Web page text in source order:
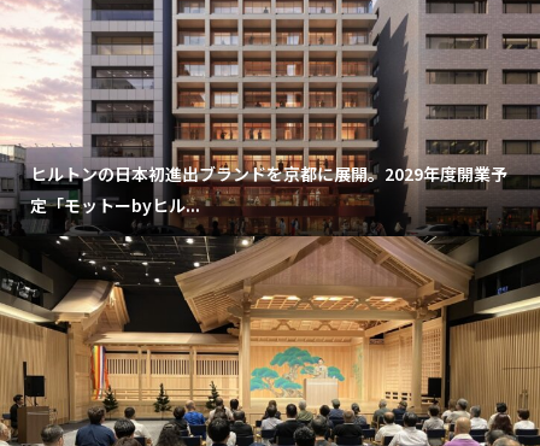
ヒルトンの日本初進出ブランドを京都に展開。2029年度開業予
定「モットーbyヒル...